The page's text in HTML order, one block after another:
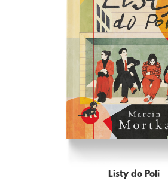
Listy do Poli